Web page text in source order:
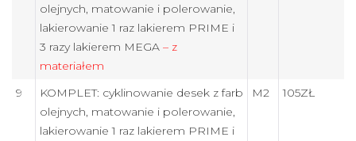
olejnych, matowanie i polerowanie,
lakierowanie 1 raz lakierem PRIME i
3 razy lakierem MEGA – z
materiałem
9
KOMPLET: cyklinowanie desek z farb
olejnych, matowanie i polerowanie,
lakierowanie 1 raz lakierem PRIME i
M2 105ZŁ